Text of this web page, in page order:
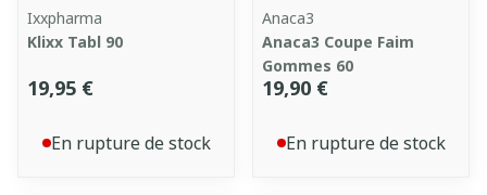
Ixxpharma
Klixx Tabl 90
19,95 €
En rupture de stock
Anaca3
Anaca3 Coupe Faim
Gommes 60
19,90 €
En rupture de stock